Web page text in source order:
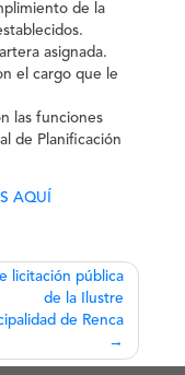
de la
asignada.
el cargo que le
las funciones
de Planificación
AQUÍ
licitación pública
de la Ilustre
de Renca